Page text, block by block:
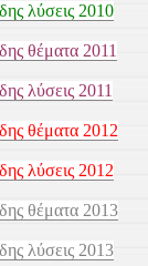
λύσεις 2010
θέματα 2011
λύσεις 2011
θέματα 2012
λύσεις 2012
θέματα 2013
λύσεις 2013